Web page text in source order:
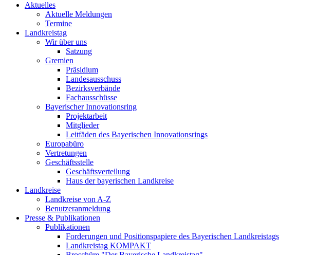
Aktuelles
Aktuelle Meldungen
Termine
Landkreistag
Wir über uns
Satzung
Gremien
Präsidium
Landesausschuss
Bezirksverbände
Fachausschüsse
Bayerischer Innovationsring
Projektarbeit
Mitglieder
Leitfäden des Bayerischen Innovationsrings
Europabüro
Vertretungen
Geschäftsstelle
Geschäftsverteilung
Haus der bayerischen Landkreise
Landkreise
Landkreise von A-Z
Benutzeranmeldung
Presse & Publikationen
Publikationen
Forderungen und Positionspapiere des Bayerischen Landkreistags
Landkreistag KOMPAKT